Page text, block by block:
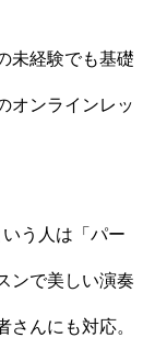
未経験でも基礎
オンラインレッ
う人は「パー
ンで美しい演奏
んにも対応。